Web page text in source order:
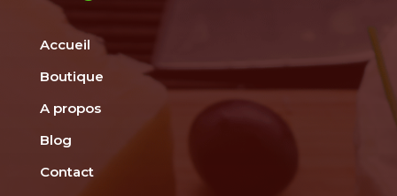
Accueil
Boutique
A propos
Blog
Contact